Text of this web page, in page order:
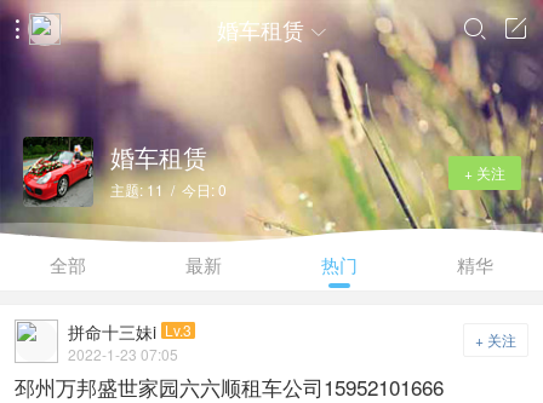
 婚车租赁  

+ 关注
婚车租赁
主题: 11 / 今日: 0
全部 最新 热门 精华
+ 关注
拼命十三妹i Lv.3
2022-1-23 07:05
邳州万邦盛世家园六六顺租车公司15952101666